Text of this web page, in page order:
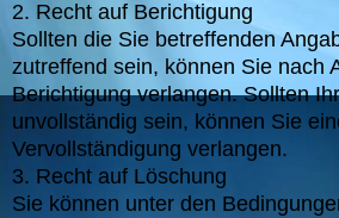
2. Recht auf Berichtigung
Sollten die Sie betreffenden
zutreffend sein, können Sie nach
Berichtigung verlangen. Sollten
unvollständig sein, können Sie
Vervollständigung verlangen.
3. Recht auf Löschung
Sie können unter den